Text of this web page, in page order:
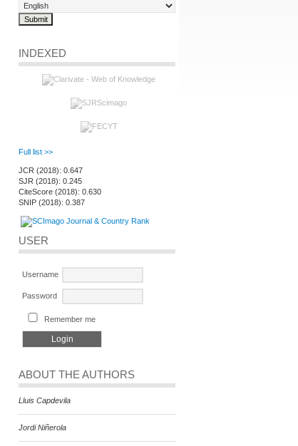
INDEXED
Full list >>
JCR (2018): 0.647
SJR (2018): 0.245
CiteScore (2018): 0.630
SNIP (2018): 0.387
USER
Username
Password
Remember me
ABOUT THE AUTHORS
Lluis Capdevila
Jordi Niñerola